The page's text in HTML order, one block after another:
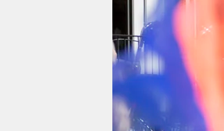
veranstaltungen
shop
fragen & hilfe
unterstützen
abo